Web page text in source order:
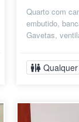
Quarto com
embutido,
Gavetas,